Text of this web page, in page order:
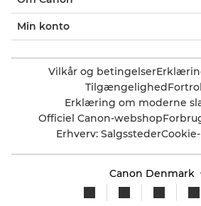
Min konto
Vilkår og betingelser
Tilgængelighed
Erklæring om moderne
Officiel Canon-webshop
Erhverv: Salgssteder
Canon Denmark